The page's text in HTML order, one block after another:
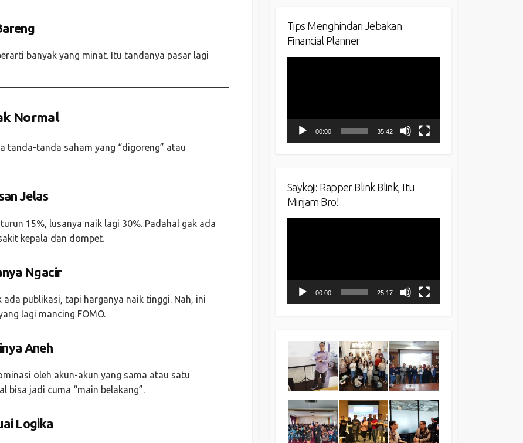
banyak yang minat. Itu tandanya pasar lagi
Normal
tanda-tanda saham yang “digoreng” atau
Jelas
15%, lusanya naik lagi 30%. Padahal gak ada
kepala dan dompet.
Ngacir
ada publikasi, tapi harganya naik tinggi. Nah, ini
lagi mancing FOMO.
Aneh
oleh akun-akun yang sama atau satu
bisa jadi cuma “main belakang”.
Logika
Tips Menghindari Jebakan
Financial Planner
00:00 35:42
Saykoji: Rapper Blink Blink, Itu
Minjam Bro!
00:00 25:17